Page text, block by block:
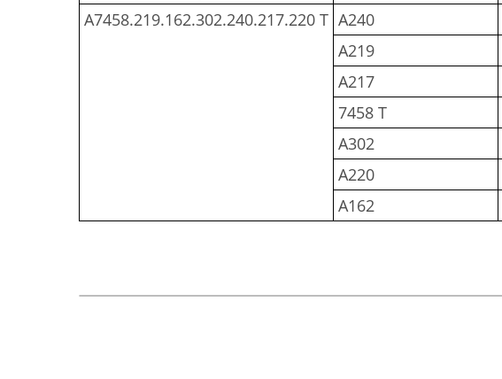
A7458.219.162.302.240.217.220 T A240
A219
A217
7458 T
A302
A220
A162